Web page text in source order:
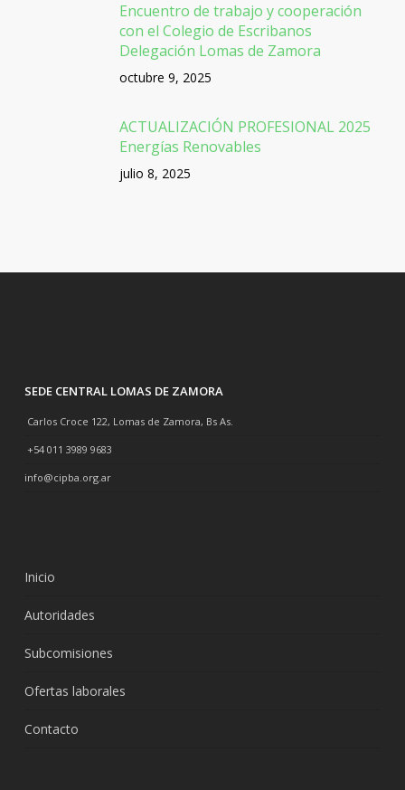
Encuentro de trabajo y cooperación
con el Colegio de Escribanos
Delegación Lomas de Zamora
octubre 9, 2025
ACTUALIZACIÓN PROFESIONAL 2025
Energías Renovables
julio 8, 2025
SEDE CENTRAL LOMAS DE ZAMORA
Carlos Croce 122, Lomas de Zamora, Bs As.
+54 011 3989 9683
info@cipba.org.ar
Inicio
Autoridades
Subcomisiones
Ofertas laborales
Contacto